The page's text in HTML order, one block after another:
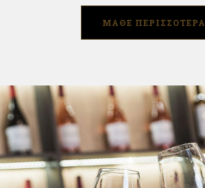
ΜΑΘΕ ΠΕΡΙΣΣΟΤΕΡΑ